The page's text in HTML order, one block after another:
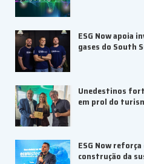
ESG Now apoia
gases do South
Unedestinos
em prol do
ESG Now
construção da